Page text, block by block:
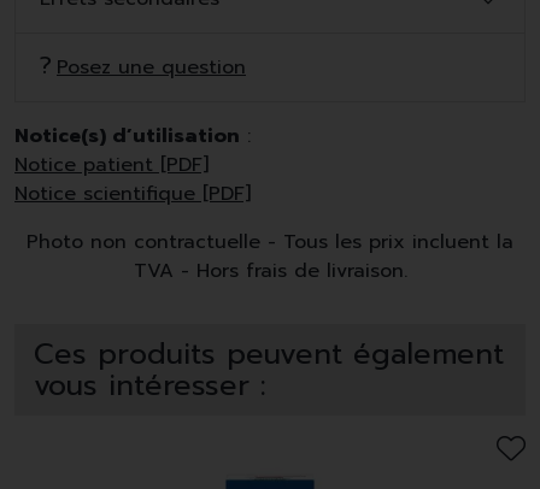
Posez une question
Notice(s) d’utilisation :
Notice patient [PDF]
Notice scientifique [PDF]
Photo non contractuelle - Tous les prix incluent la
TVA - Hors frais de livraison.
Ces produits peuvent également
vous intéresser :